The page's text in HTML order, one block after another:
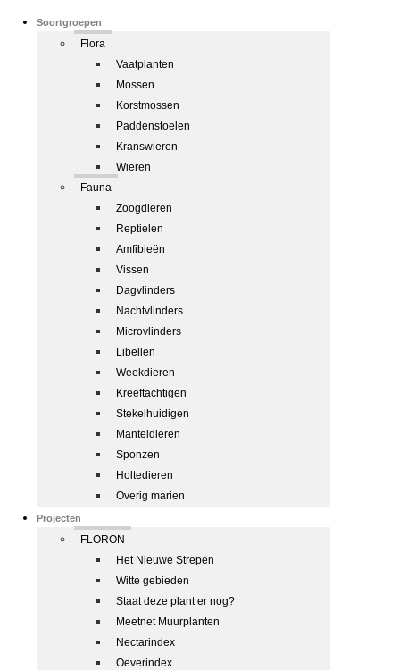
Soortgroepen
Flora
Vaatplanten
Mossen
Korstmossen
Paddenstoelen
Kranswieren
Wieren
Fauna
Zoogdieren
Reptielen
Amfibieën
Vissen
Dagvlinders
Nachtvlinders
Microvlinders
Libellen
Weekdieren
Kreeftachtigen
Stekelhuidigen
Manteldieren
Sponzen
Holtedieren
Overig marien
Projecten
FLORON
Het Nieuwe Strepen
Witte gebieden
Staat deze plant er nog?
Meetnet Muurplanten
Nectarindex
Oeverindex